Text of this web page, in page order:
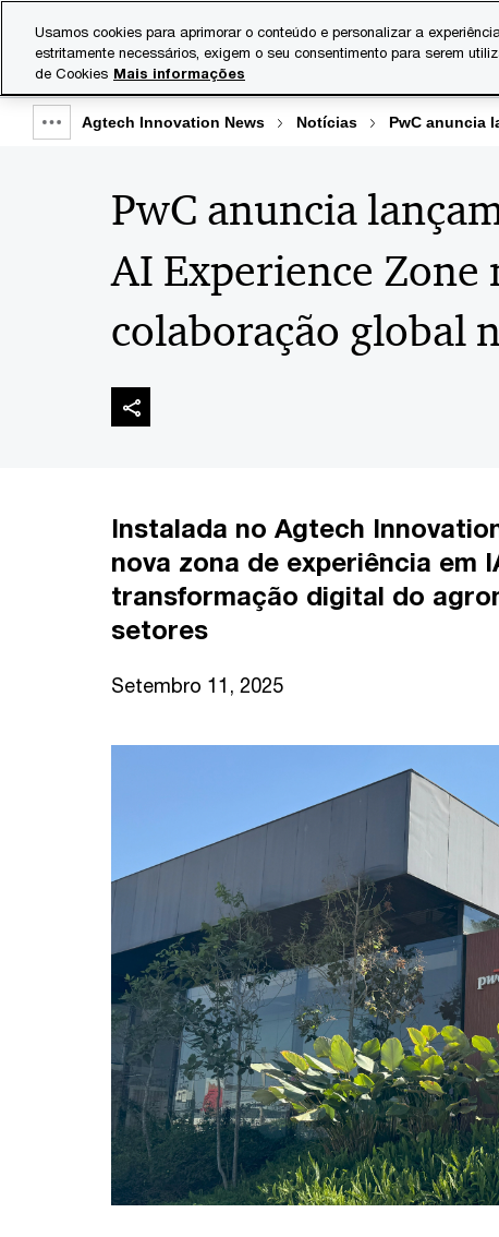
content
footer
Serviços
Show
breadcrumb
Agtech Innovation News Notícias PwC anuncia
PwC anuncia
AI Experience
colaboração global
Instalada no Agtech
nova zona de experiência em
transformação digital do
setores
Setembro 11, 2025
Usamos cookies para aprimorar o conteúdo e personalizar a
estritamente necessários, exigem o seu consentimento para serem
de Cookies Mais informações